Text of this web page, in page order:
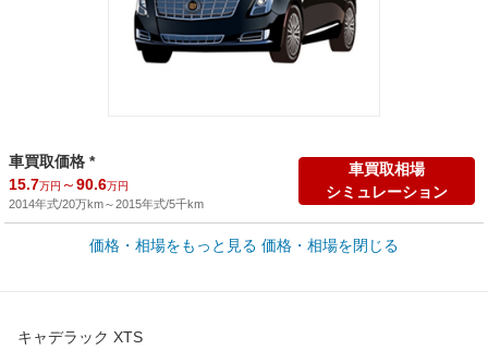
車買取価格 *
15.7万円 ～90.6万円
2014年式/20万km～2015年式/5千km
車買取相場
シミュレーション
新車カタログ価格
他車種を
73,850
価格・相場をもっと見る 価格・相場を閉じる
キャデラック XTS